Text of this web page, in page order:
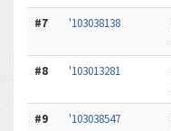
#7 '103038138
#8 '103013281
#9 '103038547